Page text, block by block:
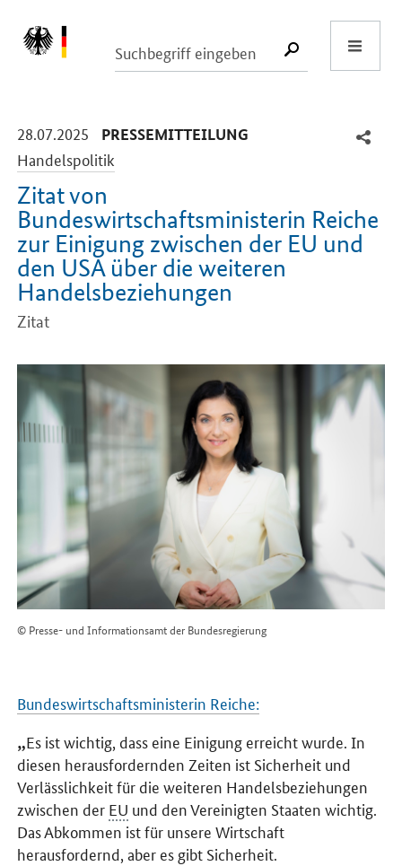
SUCHE
28.07.2025 -
PRESSEMITTEILUNG
Handelspolitik
Zitat von
Bundeswirtschaftsministerin Reiche
zur Einigung zwischen der EU und
den USA über die weiteren
Handelsbeziehungen
Zitat
© Presse- und Informationsamt der Bundesregierung
Bundeswirtschaftsministerin Reiche:
Es ist wichtig, dass eine Einigung erreicht wurde. In
diesen herausfordernden Zeiten ist Sicherheit und
Verlässlichkeit für die weiteren Handelsbeziehungen
zwischen der EU und den Vereinigten Staaten wichtig.
Das Abkommen ist für unsere Wirtschaft
herausfordernd, aber es gibt Sicherheit.